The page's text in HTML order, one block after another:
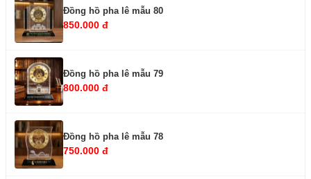
Đồng hồ pha lê mẫu 80
850.000 đ
Đồng hồ pha lê mẫu 79
800.000 đ
Đồng hồ pha lê mẫu 78
750.000 đ